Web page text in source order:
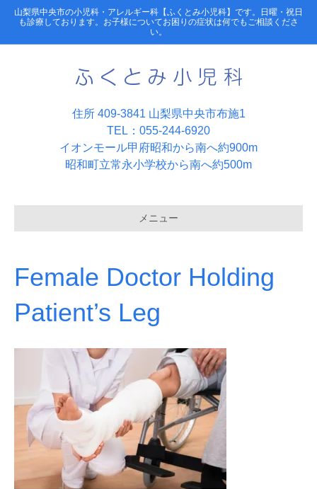
山梨県中央市の小児科・アレルギー科【ふくとみ小児科】です。日曜・祝日
も診療しております。お子様についてお困りの症状は何でもご相談くださ
い。
住所 409-3841 山梨県中央市布施1
TEL：055-244-6920
イオンモール甲府昭和から南へ約900m
昭和町立常永小学校から南へ約500m
メニュー
Female Doctor Holding
Patient’s Leg